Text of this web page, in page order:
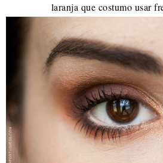
laranja que costumo usar